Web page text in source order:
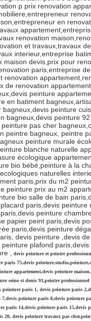
p prix renovation
en
renovation
et travaux,travaux
interieur,entreprise
maison devis,prix pour
paris,entreprise
renovation
de renovation
peinture
en batiment
bagneux,devis peinture
bagneux,devis peinture
pas cher
peintre bagneux, peintre
peinture murale
blanche naturelle
écologique
bio bébé,peinture à la
naturelles
paris,prix du m2
peinture prix au m2
bio salle de bain
paris,devis
peinture
papier peint paris,devis
paris,devis peinture
devis peinture ,devis
peinture plafond
,
devis peinture et peintre
paris 75,devis
appartement,devis peinture
seine st denis 93,peintre
peinture paris 1, devis peinture paris
peinture paris 8,devis peinture
paris 14,devis peinture paris 15,devis
20, devis peinture travaux pas